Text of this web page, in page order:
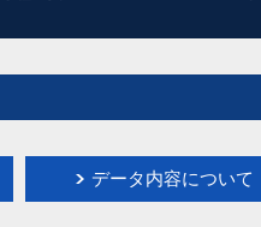
データ内容について